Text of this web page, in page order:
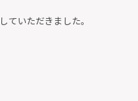
ていただきました。